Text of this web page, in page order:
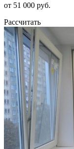
от 51 000 руб.
Рассчитать